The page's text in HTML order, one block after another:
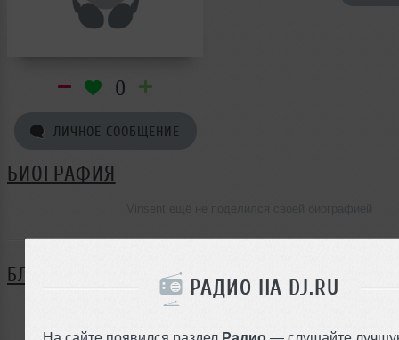
РАДИО НА DJ.RU
На сайте появился раздел Радио — слушайте
0
ЛИЧНОЕ СООБЩЕНИЕ
БИОГРАФИЯ
БЛОГ